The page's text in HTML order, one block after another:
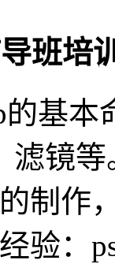
班培
的基
滤镜等
制作
验：